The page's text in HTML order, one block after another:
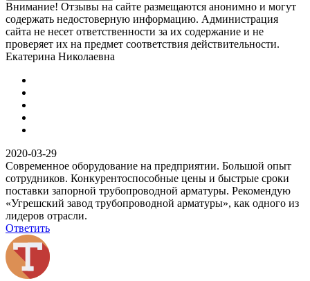
Внимание! Отзывы на сайте размещаются анонимно и могут
содержать недостоверную информацию. Администрация
сайта не несет ответственности за их содержание и не
проверяет их на предмет соответствия действительности.
Екатерина Николаевна
2020-03-29
Современное оборудование на предприятии. Большой опыт
сотрудников. Конкурентоспособные цены и быстрые сроки
поставки запорной трубопроводной арматуры. Рекомендую
«Угрешский завод трубопроводной арматуры», как одного из
лидеров отрасли.
Ответить